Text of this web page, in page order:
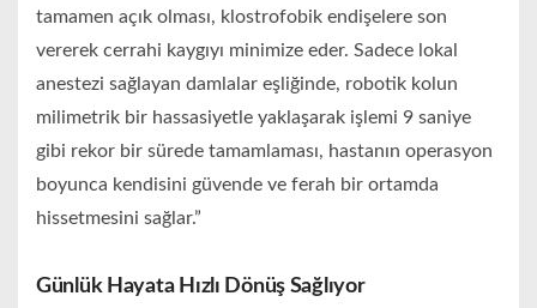
tamamen açık olması, klostrofobik endişelere son
vererek cerrahi kaygıyı minimize eder. Sadece lokal
anestezi sağlayan damlalar eşliğinde, robotik kolun
milimetrik bir hassasiyetle yaklaşarak işlemi 9 saniye
gibi rekor bir sürede tamamlaması, hastanın operasyon
boyunca kendisini güvende ve ferah bir ortamda
hissetmesini sağlar.”
Günlük Hayata Hızlı Dönüş Sağlıyor